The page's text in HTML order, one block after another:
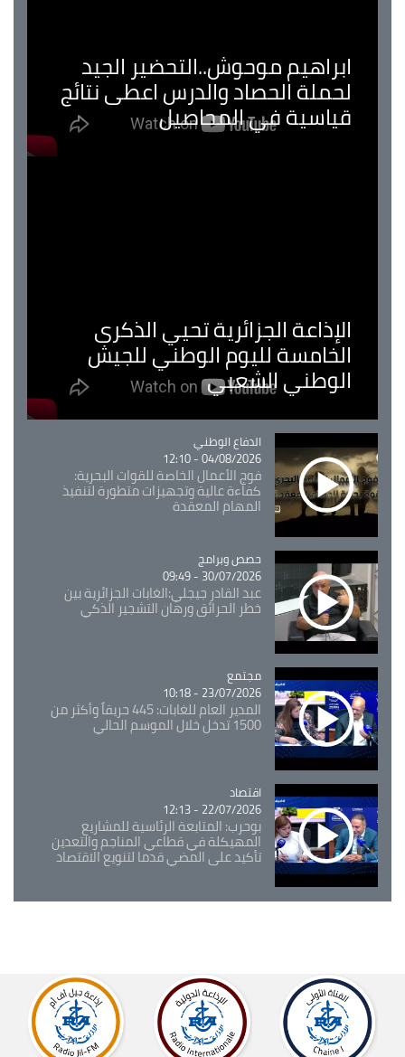
ابراهيم موحوش..التحضير الجيد
لحملة الحصاد والدرس اعطى نتائج
قياسية في المحاصيل
الإذاعة الجزائرية تحيي الذكرى
الخامسة لليوم الوطني للجيش
الوطني الشعبي
Catégorie
الدفاع الوطني
04/08/2026 - 12:10
فوج الأعمال الخاصة للقوات البحرية:
كفاءة عالية وتجهيزات متطورة لتنفيذ
المهام المعقدة
Catégorie
حصص وبرامج
30/07/2026 - 09:49
عبد القادر جيجلي:الغابات الجزائرية بين
خطر الحرائق ورهان التشجير الذكي
Catégorie
مجتمع
23/07/2026 - 10:18
المدير العام للغابات: 445 حريقاً وأكثر من
1500 تدخل خلال الموسم الحالي
Catégorie
اقتصاد
22/07/2026 - 12:13
بوحرب: المتابعة الرئاسية للمشاريع
المهيكلة في قطاعي المناجم والتعدين
تأكيد على المضي قدما لتنويع الاقتصاد